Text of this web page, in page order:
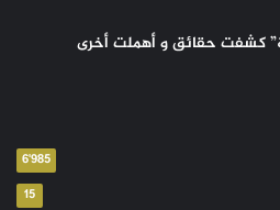
كشفت حقائق و أهملت أخرى
6٬985
15